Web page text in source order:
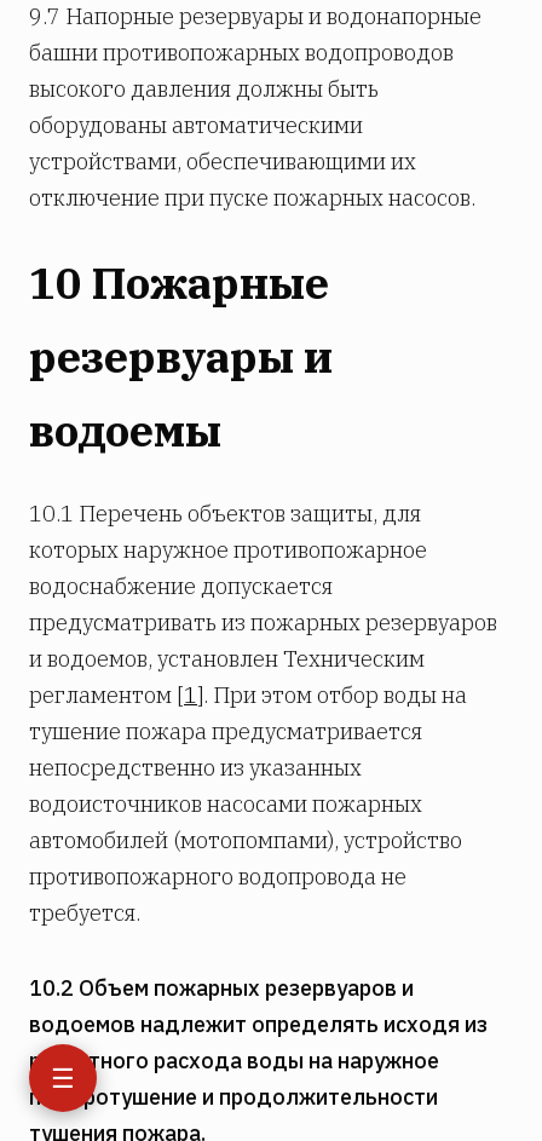
☰
9.7 Напорные резервуары и водонапорные
башни противопожарных водопроводов
высокого давления должны быть
оборудованы автоматическими
устройствами, обеспечивающими их
отключение при пуске пожарных насосов.
10 Пожарные
резервуары и
водоемы
10.1 Перечень объектов защиты, для
которых наружное противопожарное
водоснабжение допускается
предусматривать из пожарных резервуаров
и водоемов, установлен Техническим
регламентом [1]. При этом отбор воды на
тушение пожара предусматривается
непосредственно из указанных
водоисточников насосами пожарных
автомобилей (мотопомпами), устройство
противопожарного водопровода не
требуется.
10.2 Объем пожарных резервуаров и
водоемов надлежит определять исходя из
расчетного расхода воды на наружное
пожаротушение и продолжительности
тушения пожара.